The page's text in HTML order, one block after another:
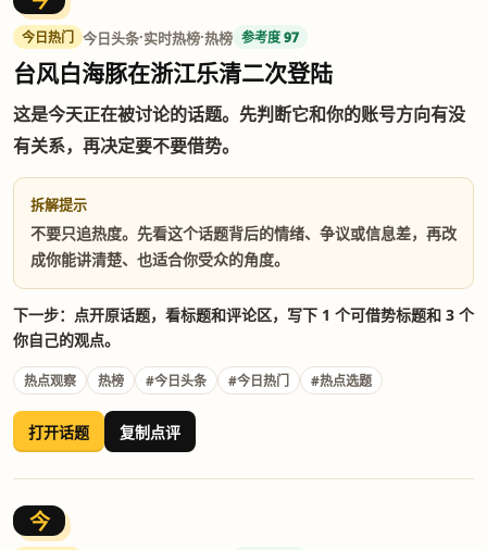
今日热门 今日头条·实时热榜·热榜 参考度 97
台风白海豚在浙江乐清二次登陆
这是今天正在被讨论的话题。先判断它和你的账号方向有没
有关系，再决定要不要借势。
拆解提示
不要只追热度。先看这个话题背后的情绪、争议或信息差，再改
成你能讲清楚、也适合你受众的角度。
下一步：点开原话题，看标题和评论区，写下 1 个可借势标题和 3 个
你自己的观点。
热点观察 热榜 #今日头条 #今日热门 #热点选题
打开话题 复制点评
今